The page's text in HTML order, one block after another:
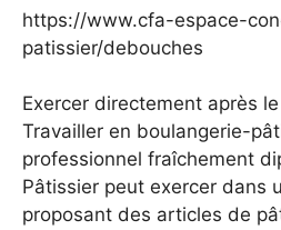
https://www.cfa-espace-
patissier/debouches
Exercer directement après
Travailler en boulangerie-
professionnel fraîchement
Pâtissier peut exercer dans
proposant des articles de